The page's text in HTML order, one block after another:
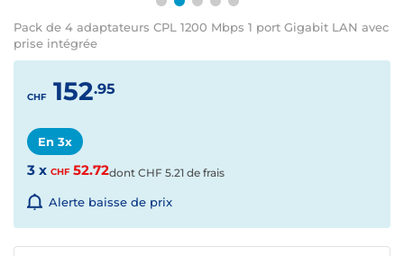
Pack de 4 adaptateurs CPL 1200 Mbps 1 port Gigabit LAN avec
prise intégrée
CHF 152.95
En 3x
3 x CHF52.72dont CHF 5.21 de frais
Alerte baisse de prix